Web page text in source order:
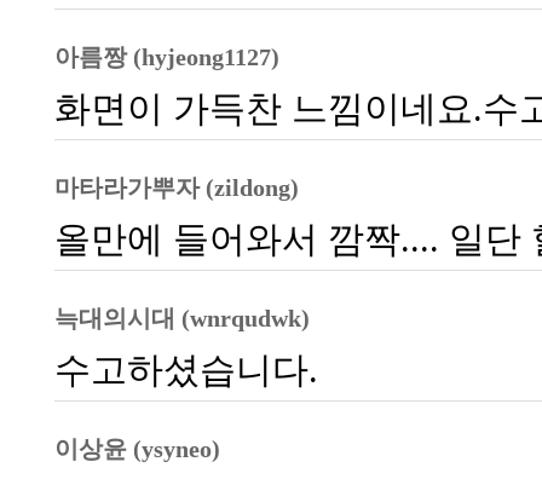
아름짱 (hyjeong1127)
화면이 가득찬 느낌이네요.수
마타라가뿌자 (zildong)
올만에 들어와서 깜짝.... 일단
늑대의시대 (wnrqudwk)
수고하셨습니다.
이상윤 (ysyneo)